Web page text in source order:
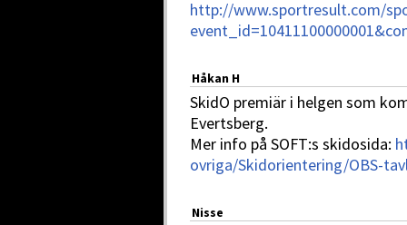
http://www.sportresult.com/
Håkan H
SkidO premiär i helgen som
Evertsberg.
Mer info på SOFT:s skidosida:
ovriga/Skidorientering/OBS-
Nisse